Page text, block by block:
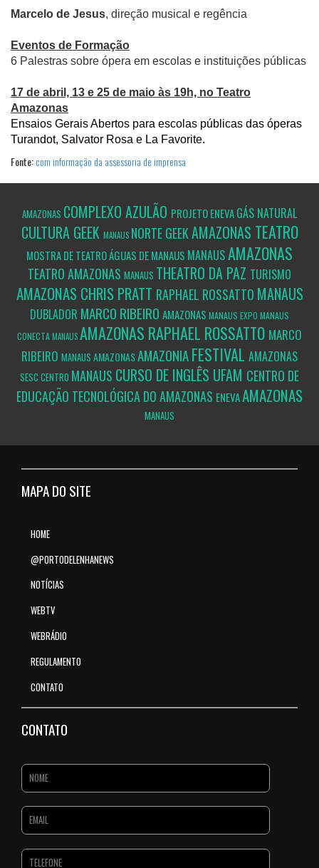
Marcelo de Jesus, direção musical e regência
Eventos de Formação
6 Palestras sobre ópera em escolas e instituições públicas
17 de abril, 13 e 25 de maio às 19h, no Teatro
Amazonas
Ensaios Gerais Abertos para escolas públicas das óperas
Turandot, Salvator Rosa e La Favorite.
Fonte:com informação da assessoria de imprensa
AMAZONAS COMPLEXO AZULÃO PROJETOENEVAGÁS NATURAL
CULTURA GEEK MANAUS NORTE GEEKAMAZONAS TEATRO
MOSTRA DE TEATRO ÁGUAS DE MANAUS MANAUSAMAZONAS
TEATRO AMAZONAS MANAUS THEATRO DA PAZ TURISMO
AMAZONASCHRIS PRATT RAPHAEL ROSSATTO MANAUS
DUBLADOR MARCO RIBEIRO AMAZONAS MANAUS EXPO MANAUS
CONECTAMANAUSAMAZONAS RAPHAEL ROSSATTO MARCO
RIBEIRO MANAUS AMAZONASAMAZONIAFESTIVAL AMAZONAS
SESC CENTRO MANAUS CURSO DE INGLÊS UFAM CENTRO DE
EDUCAÇÃO TECNOLÓGICA DO AMAZONAS ENEVAAMAZONAS
MANAUS
MAPA DO SITE
HOME
@PORTODELENHANEWS
NOTÍCIAS
WEBTV
WEBRÁDIO
REGULAMENTO
CONTATO
CONTATO